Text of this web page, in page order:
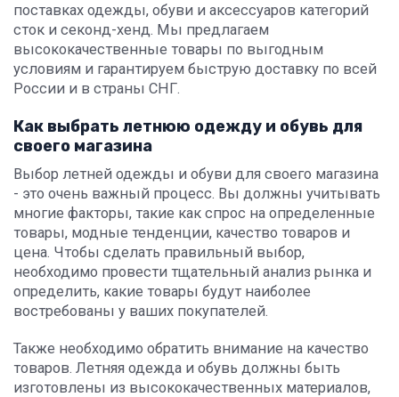
поставках одежды, обуви и аксессуаров категорий
сток и секонд-хенд. Мы предлагаем
высококачественные товары по выгодным
условиям и гарантируем быструю доставку по всей
России и в страны СНГ.
Как выбрать летнюю одежду и обувь для
своего магазина
Выбор летней одежды и обуви для своего магазина
- это очень важный процесс. Вы должны учитывать
многие факторы, такие как спрос на определенные
товары, модные тенденции, качество товаров и
цена. Чтобы сделать правильный выбор,
необходимо провести тщательный анализ рынка и
определить, какие товары будут наиболее
востребованы у ваших покупателей.
Также необходимо обратить внимание на качество
товаров. Летняя одежда и обувь должны быть
изготовлены из высококачественных материалов,